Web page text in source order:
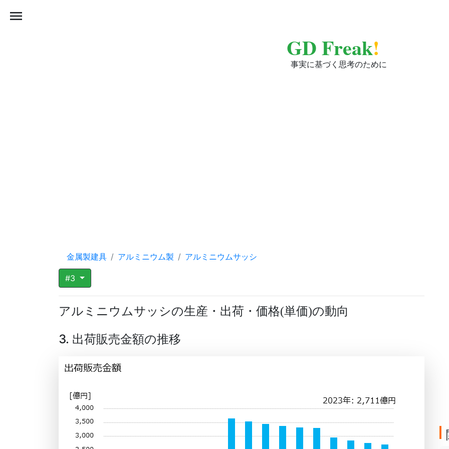
GD Freak!
事実に基づく思考のために
menu
金属製建具 アルミニウム製 アルミニウムサッシ
#3
アルミニウムサッシの生産・出荷・価格(単価)の動向
3. 出荷販売金額の推移